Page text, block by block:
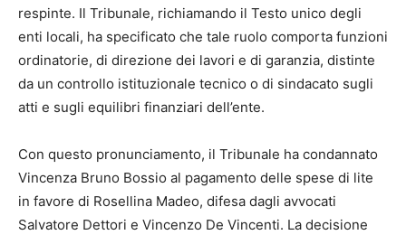
respinte. Il Tribunale, richiamando il Testo unico degli
enti locali, ha specificato che tale ruolo comporta funzioni
ordinatorie, di direzione dei lavori e di garanzia, distinte
da un controllo istituzionale tecnico o di sindacato sugli
atti e sugli equilibri finanziari dell’ente.
Con questo pronunciamento, il Tribunale ha condannato
Vincenza Bruno Bossio al pagamento delle spese di lite
in favore di Rosellina Madeo, difesa dagli avvocati
Salvatore Dettori e Vincenzo De Vincenti. La decisione